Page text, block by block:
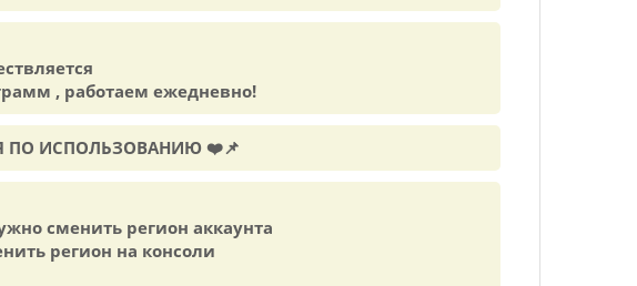
, работаем ежедневно!
ПО ИСПОЛЬЗОВАНИЮ ❤️📌
сменить регион аккаунта
регион на консоли